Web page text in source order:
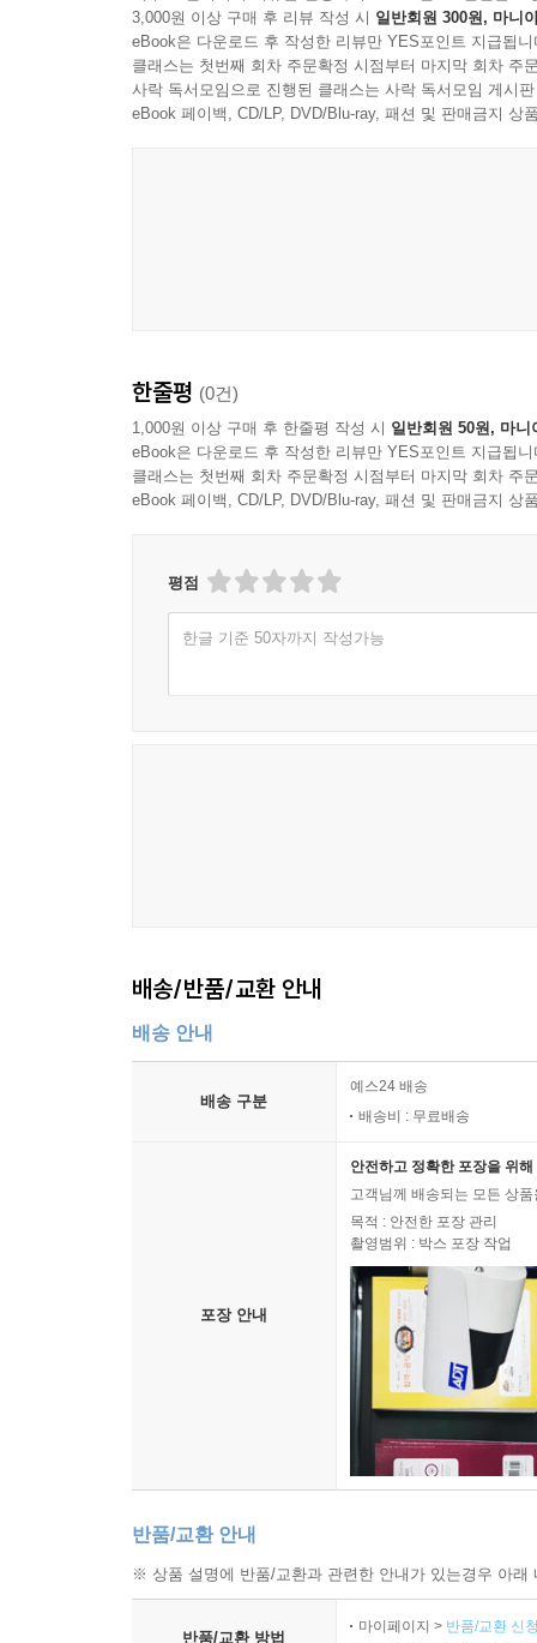
3,000원 이상 구매 후 리뷰 작성 시 일반회원 300원, 마니
eBook은 다운로드 후 작성한 리뷰만 YES포인트 지급됩니
클래스는 첫번째 회차 주문확정 시점부터 마지막 회차 주
사락 독서모임으로 진행된 클래스는 사락 독서모임 게시
eBook 페이백, CD/LP, DVD/Blu-ray, 패션 및 판매금지 상
한줄평 (0건)
1,000원 이상 구매 후 한줄평 작성 시 일반회원 50원, 마니
eBook은 다운로드 후 작성한 리뷰만 YES포인트 지급됩니
클래스는 첫번째 회차 주문확정 시점부터 마지막 회차 주
eBook 페이백, CD/LP, DVD/Blu-ray, 패션 및 판매금지 상
평점
한글 기준 50자까지 작성가능
배송/반품/교환 안내
배송 안내
배송 구분
예스24 배송
배송비 : 무료배송
포장 안내
안전하고 정확한 포장을 위
고객님께 배송되는 모든 상
목적 : 안전한 포장 관리
촬영범위 : 박스 포장 작업
반품/교환 안내
※ 상품 설명에 반품/교환과 관련한 안내가 있는경우 아
반품/교환 방법
마이페이지 > 반품/교환 신